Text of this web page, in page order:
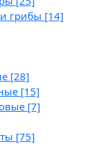
грибы [14]
[28]
[15]
[7]
[75]